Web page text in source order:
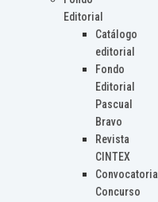
Editorial
Catálogo
editorial
Fondo
Editorial
Pascual
Bravo
Revista
CINTEX
Convocatoria
Concurso